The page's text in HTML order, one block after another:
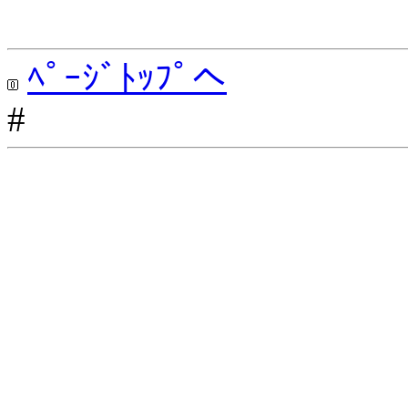
ﾍﾟｰｼﾞﾄｯﾌﾟへ
#